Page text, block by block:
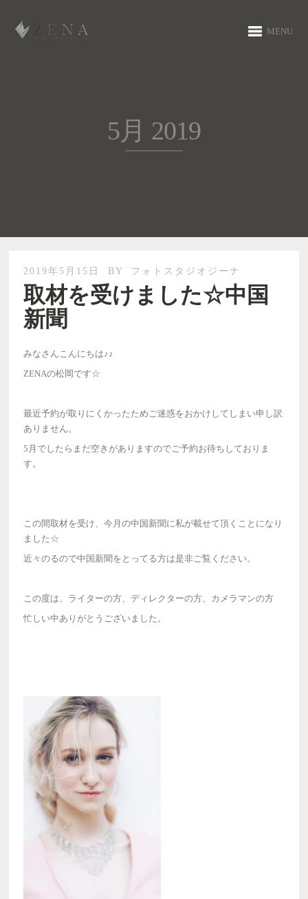
MENU
5月 2019
2019年5月15日 BY フォトスタジオジーナ
取材を受けました☆中国
新聞
みなさんこんにちは♪♪
ZENAの松岡です☆
最近予約が取りにくかったためご迷惑をおかけしてしまい申し訳
ありません。
5月でしたらまだ空きがありますのでご予約お待ちしておりま
す。
この間取材を受け、今月の中国新聞に私が載せて頂くことになり
ました☆
近々のるので中国新聞をとってる方は是非ご覧ください。
この度は、ライターの方、ディレクターの方、カメラマンの方
忙しい中ありがとうございました。